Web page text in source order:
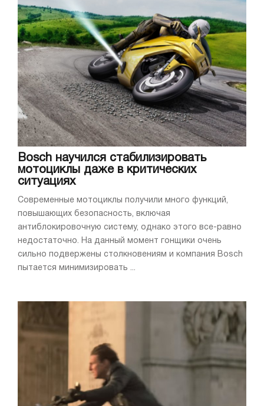
Bosch научился стабилизировать
мотоциклы даже в критических
ситуациях
Современные мотоциклы получили много функций,
повышающих безопасность, включая
антиблокировочную систему, однако этого все-равно
недостаточно. На данный момент гонщики очень
сильно подвержены столкновениям и компания Bosch
пытается минимизировать ...